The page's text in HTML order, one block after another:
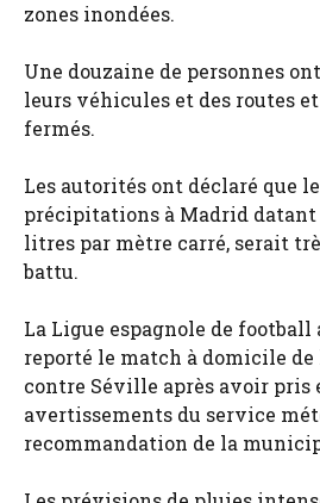
zones inondées.
Une douzaine de personnes
leurs véhicules et des routes
fermés.
Les autorités ont déclaré que
précipitations à Madrid datant
litres par mètre carré, serait
battu.
La Ligue espagnole de
reporté le match à domicile
contre Séville après avoir pris
avertissements du service
recommandation de la